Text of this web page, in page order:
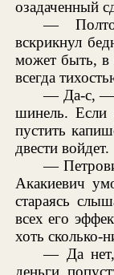
озадаченный
—
вскрикнул
может быть, в
всегда
— Да-с, —
шинель. Если
пустить
двести войдет.
—
Акакиевич
стараясь
всех его
хоть сколько-
— Да нет,